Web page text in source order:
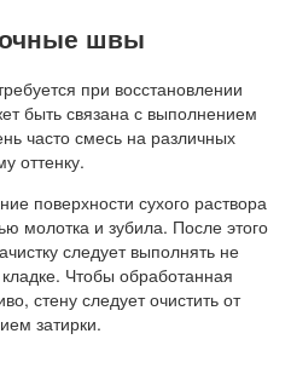
швы
при восстановлении
быть связана с выполнением
часто смесь на различных
оттенку.
поверхности сухого раствора
молотка и зубила. После этого
следует выполнять не
Чтобы обработанная
стену следует очистить от
затирки.